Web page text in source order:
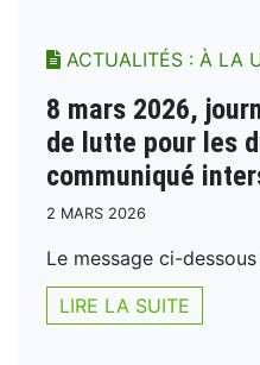
ACTUALITÉS : À LA
8 mars 2026,
de lutte pour les
communiqué
2 MARS 2026
Le message ci-
LIRE LA SUITE